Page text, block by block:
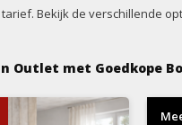
Bekijk de verschillende
Outlet met Goedkope